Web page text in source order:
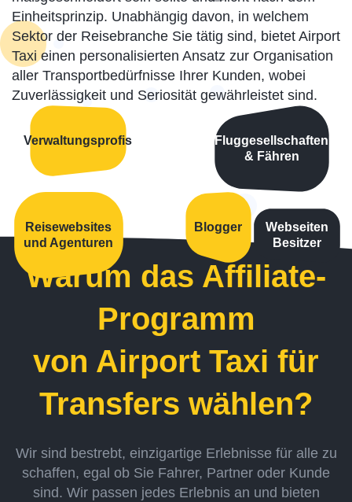
Einheitsprinzip. Unabhängig davon, in welchem
Sektor der Reisebranche Sie tätig sind, bietet Airport
Taxi einen personalisierten Ansatz zur Organisation
aller Transportbedürfnisse Ihrer Kunden, wobei
Zuverlässigkeit und Seriosität gewährleistet sind.
Verwaltungsprofis
Fluggesellschaften
& Fähren
Webseiten
Besitzer
Reisewebsites
und Agenturen
Blogger
Warum das Affiliate-
Programm
von Airport Taxi für
Transfers wählen?
Wir sind bestrebt, einzigartige Erlebnisse für alle zu
schaffen, egal ob Sie Fahrer, Partner oder Kunde
sind. Wir passen jedes Erlebnis an und bieten